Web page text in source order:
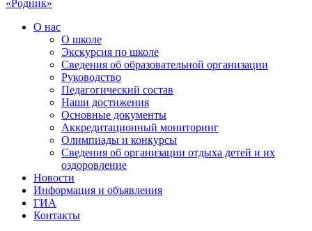
«Родник»
О нас
О школе
Экскурсия по школе
Сведения об образовательной организации
Руководство
Педагогический состав
Наши достижения
Основные документы
Аккредитационный мониторинг
Олимпиады и конкурсы
Сведения об организации отдыха детей и их
оздоровление
Новости
Информация и объявления
ГИА
Контакты